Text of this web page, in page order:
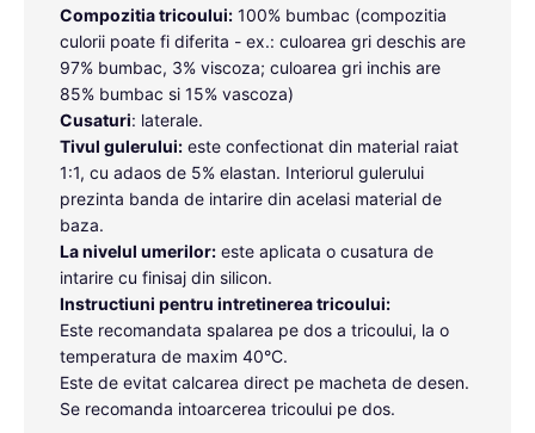
Compozitia tricoului: 100% bumbac (compozitia
culorii poate fi diferita - ex.: culoarea gri deschis are
97% bumbac, 3% viscoza; culoarea gri inchis are
85% bumbac si 15% vascoza)
Cusaturi: laterale.
Tivul gulerului: este confectionat din material raiat
1:1, cu adaos de 5% elastan. Interiorul gulerului
prezinta banda de intarire din acelasi material de
baza.
La nivelul umerilor: este aplicata o cusatura de
intarire cu finisaj din silicon.
Instructiuni pentru intretinerea tricoului:
Este recomandata spalarea pe dos a tricoului, la o
temperatura de maxim 40°C.
Este de evitat calcarea direct pe macheta de desen.
Se recomanda intoarcerea tricoului pe dos.